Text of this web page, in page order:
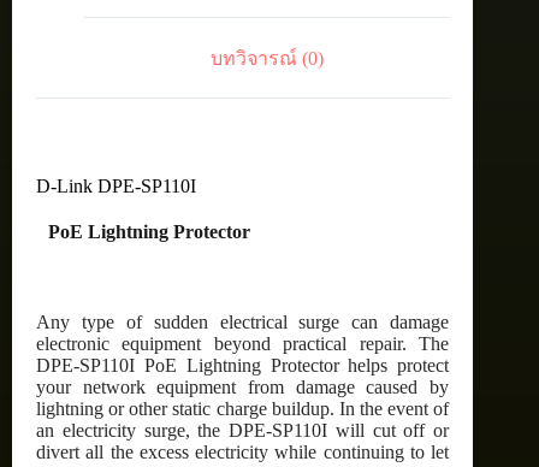
บทวิจารณ์ (0)
D-Link DPE-SP110I
PoE Lightning Protector
Any type of sudden electrical surge can damage
electronic equipment beyond practical repair. The
DPE-SP110I PoE Lightning Protector helps protect
your network equipment from damage caused by
lightning or other static charge buildup. In the event of
an electricity surge, the DPE-SP110I will cut off or
divert all the excess electricity while continuing to let